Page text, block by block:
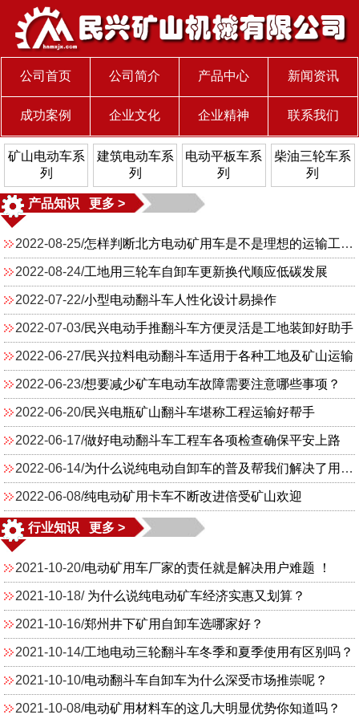
公司首页 公司简介 产品中心 新闻资讯
成功案例 企业文化 企业精神 联系我们
矿山电动车系
列
建筑电动车系
列
电动平板车系
列
柴油三轮车系
列
产品知识 更多 >
2022-08-25/怎样判断北方电动矿用车是不是理想的运输工具？
2022-08-24/工地用三轮车自卸车更新换代顺应低碳发展
2022-07-22/小型电动翻斗车人性化设计易操作
2022-07-03/民兴电动手推翻斗车方便灵活是工地装卸好助手
2022-06-27/民兴拉料电动翻斗车适用于各种工地及矿山运输
2022-06-23/想要减少矿车电动车故障需要注意哪些事项？
2022-06-20/民兴电瓶矿山翻斗车堪称工程运输好帮手
2022-06-17/做好电动翻斗车工程车各项检查确保平安上路
2022-06-14/为什么说纯电动自卸车的普及帮我们解决了用工难用工贵的难题？
2022-06-08/纯电动矿用卡车不断改进倍受矿山欢迎
行业知识 更多 >
2021-10-20/电动矿用车厂家的责任就是解决用户难题 ！
2021-10-18/为什么说纯电动矿车经济实惠又划算？
2021-10-16/郑州井下矿用自卸车选哪家好？
2021-10-14/工地电动三轮翻斗车冬季和夏季使用有区别吗？
2021-10-10/电动翻斗车自卸车为什么深受市场推崇呢？
2021-10-08/电动矿用材料车的这几大明显优势你知道吗？